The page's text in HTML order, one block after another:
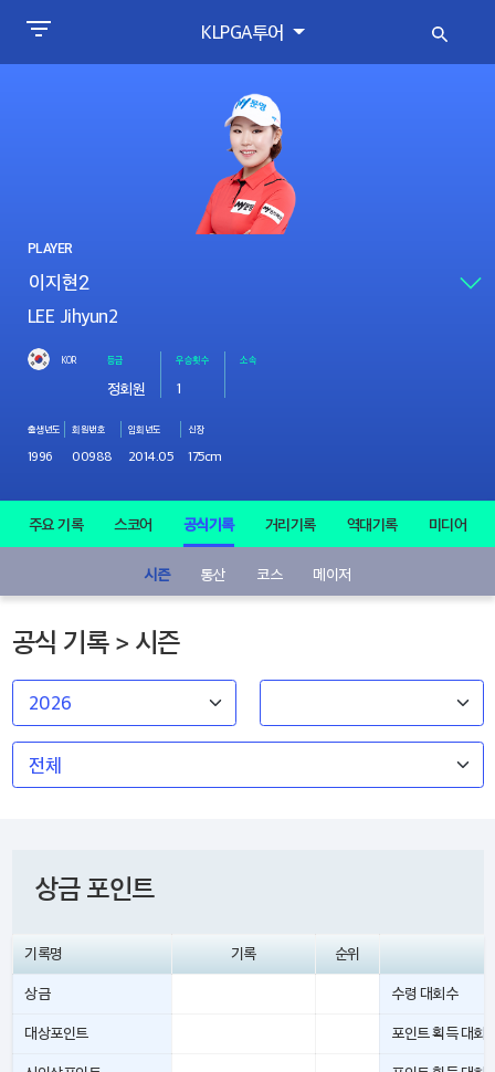
KLPGA투어
PLAYER
LEE Jihyun2
KOR 등급
정회원
우승횟수
1
소속
출생년도
1996
회원번호
00988
입회년도
2014.05
신장
175cm
주요 기록 스코어 공식기록 거리기록 역대기록 미디어
시즌 통산 코스 메이저
공식 기록 > 시즌
상금 포인트
기록명 기록 순위
상금 수령 대회수
대상포인트 포인트 획득 대회